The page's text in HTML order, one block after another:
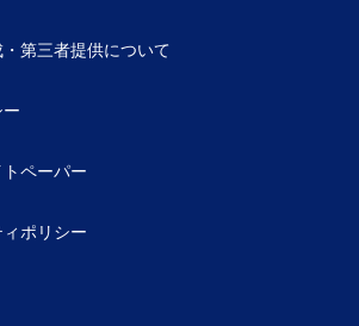
第三者提供について
ペーパー
ポリシー